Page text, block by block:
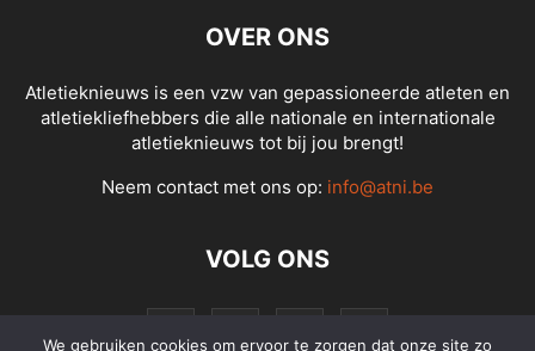
OVER ONS
Atletieknieuws is een vzw van gepassioneerde atleten en
atletiekliefhebbers die alle nationale en internationale
atletieknieuws tot bij jou brengt!
Neem contact met ons op: info@atni.be
VOLG ONS
We gebruiken cookies om ervoor te zorgen dat onze site zo